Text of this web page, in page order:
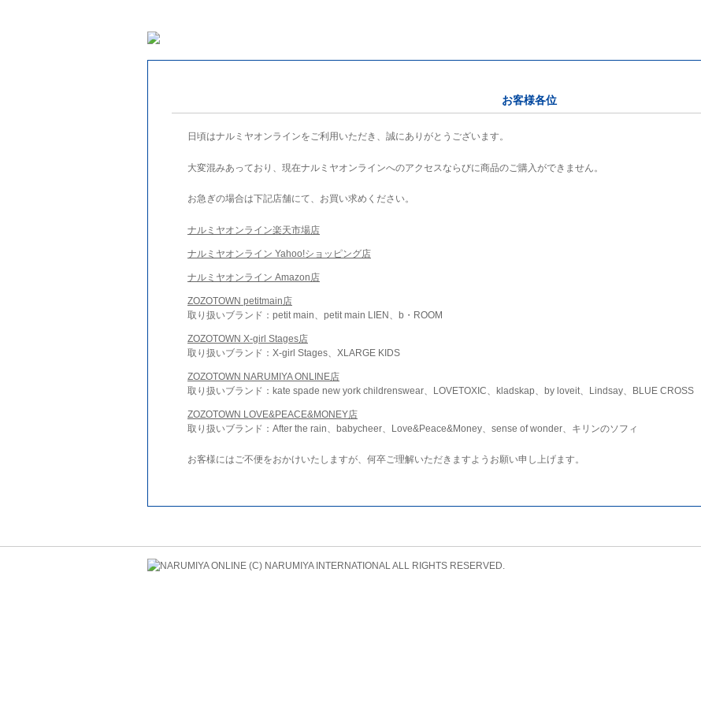
お客様各位
日頃はナルミヤオンラインをご利用いただき、誠にありがとうございます。
大変混みあっており、現在ナルミヤオンラインへのアクセスならびに商品のご購入ができません。
お急ぎの場合は下記店舗にて、お買い求めください。
ナルミヤオンライン楽天市場店
ナルミヤオンライン Yahoo!ショッピング店
ナルミヤオンライン Amazon店
ZOZOTOWN petitmain店
取り扱いブランド：petit main、petit main LIEN、b・ROOM
ZOZOTOWN X-girl Stages店
取り扱いブランド：X-girl Stages、XLARGE KIDS
ZOZOTOWN NARUMIYA ONLINE店
取り扱いブランド：kate spade new york childrenswear、LOVETOXIC、kladskap、by loveit、Lindsay、BLUE CROSS
ZOZOTOWN LOVE&PEACE&MONEY店
取り扱いブランド：After the rain、babycheer、Love&Peace&Money、sense of wonder、キリンのソフィ
お客様にはご不便をおかけいたしますが、何卒ご理解いただきますようお願い申し上げます。